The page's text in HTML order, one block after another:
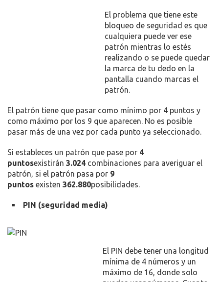
El problema que tiene este
bloqueo de seguridad es que
cualquiera puede ver ese
patrón mientras lo estés
realizando o se puede quedar
la marca de tu dedo en la
pantalla cuando marcas el
patrón.
El patrón tiene que pasar como mínimo por 4 puntos y
como máximo por los 9 que aparecen. No es posible
pasar más de una vez por cada punto ya seleccionado.
Si estableces un patrón que pase por 4
puntosexistirán 3.024 combinaciones para averiguar el
patrón, si el patrón pasa por 9
puntos existen 362.880posibilidades.
PIN (seguridad media)
El PIN debe tener una longitud
mínima de 4 números y un
máximo de 16, donde solo